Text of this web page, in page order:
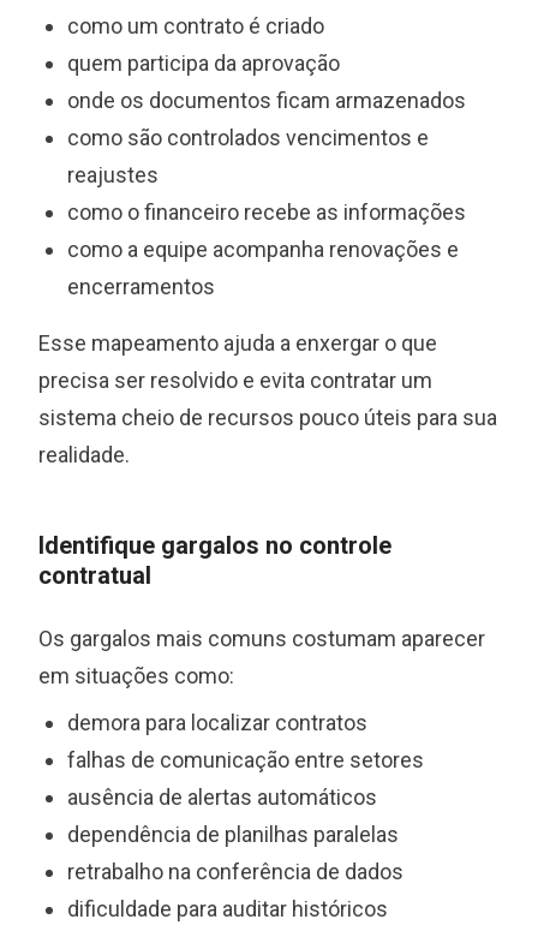
como um contrato é criado
quem participa da aprovação
onde os documentos ficam armazenados
como são controlados vencimentos e
reajustes
como o financeiro recebe as informações
como a equipe acompanha renovações e
encerramentos
Esse mapeamento ajuda a enxergar o que
precisa ser resolvido e evita contratar um
sistema cheio de recursos pouco úteis para sua
realidade.
Identifique gargalos no controle
contratual
Os gargalos mais comuns costumam aparecer
em situações como:
demora para localizar contratos
falhas de comunicação entre setores
ausência de alertas automáticos
dependência de planilhas paralelas
retrabalho na conferência de dados
dificuldade para auditar históricos